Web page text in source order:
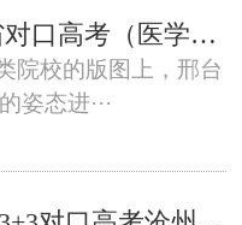
2026 年河北省对口高考（医学类专科批）邢台医学院各专业录取分数线
院校的版图上，邢台
姿态进···